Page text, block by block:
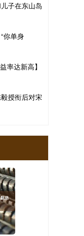
子在东山岛
你单身
率达新高】
授衔后对宋